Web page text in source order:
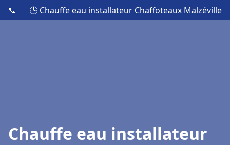
📞 🕒 Chauffe eau installateur Chaffoteaux Malzéville
Chauffe eau installateur